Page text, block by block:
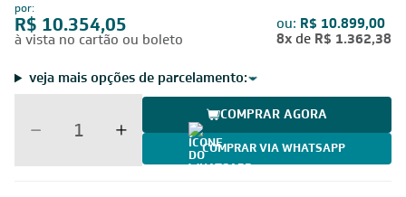
por:
R$ 10.354,05
à vista no cartão ou boleto
ou: R$ 10.899,00
8x de R$ 1.362,38
veja mais opções de parcelamento:
COMPRAR AGORA
COMPRAR VIA WHATSAPP